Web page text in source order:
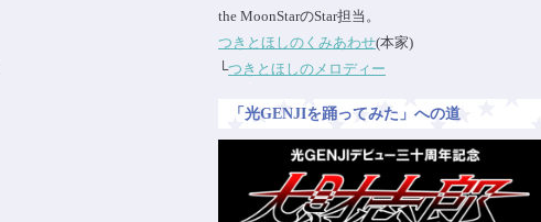
the MoonStarのStar担当。
つきとほしのくみあわせ(本家)
└つきとほしのメロディー
「光GENJIを踊ってみた」への道